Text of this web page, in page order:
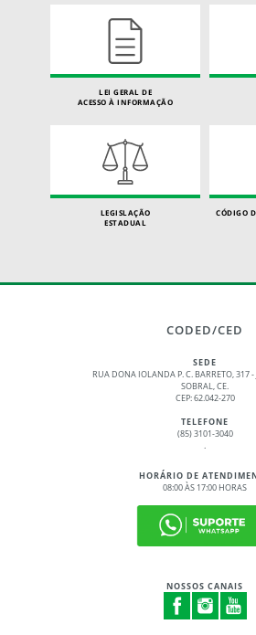
LEI GERAL DE
ACESSO À INFORMAÇÃO
LEGISLAÇÃO
ESTADUAL
CÓDIGO
CODED/CED
SEDE
RUA DONA IOLANDA P. C. BARRETO, 317 -
SOBRAL, CE.
CEP: 62.042-270
TELEFONE
(85) 3101-3040
.
HORÁRIO DE
08:00 ÀS 17:00 HORAS
NOSSOS CANAIS